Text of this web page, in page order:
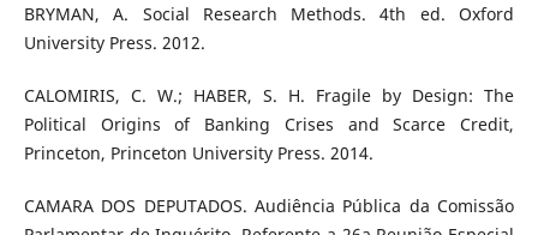
BRYMAN, A. Social Research Methods. 4th ed. Oxford
University Press. 2012.
CALOMIRIS, C. W.; HABER, S. H. Fragile by Design: The
Political Origins of Banking Crises and Scarce Credit,
Princeton, Princeton University Press. 2014.
CAMARA DOS DEPUTADOS. Audiência Pública da Comissão